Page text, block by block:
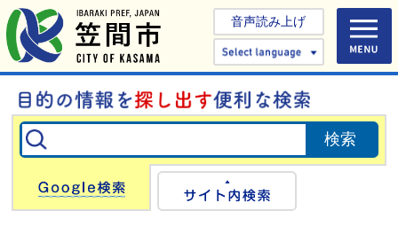
音声読み上げ
Select
Google検索